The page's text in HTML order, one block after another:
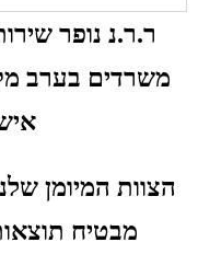
ר.ר.נ נופר
משרדים בערב
הצוות המיומן
מבטיח